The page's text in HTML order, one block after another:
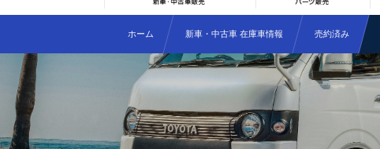
ホーム 新車・中古車 在庫車情報 売約済み